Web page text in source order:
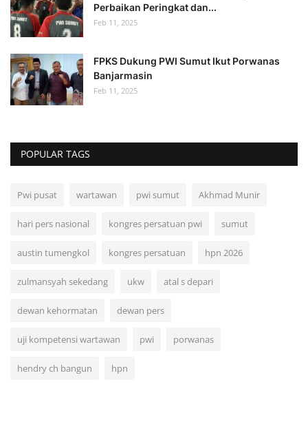
Perbaikan Peringkat dan...
Feb 11, 2025
FPKS Dukung PWI Sumut Ikut Porwanas
Banjarmasin
Feb 11, 2025
POPULAR TAGS
Pwi pusat wartawan pwi sumut Akhmad Munir
hari pers nasional kongres persatuan pwi sumut
austin tumengkol kongres persatuan hpn 2026
zulmansyah sekedang ukw atal s depari
dewan kehormatan dewan pers
uji kompetensi wartawan pwi porwanas
hendry ch bangun hpn